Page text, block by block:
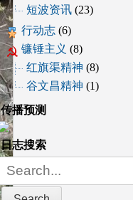
短波资讯 (23)
行动志 (6)
镰锤主义 (8)
红旗渠精神 (8)
谷文昌精神 (1)
传播预测
日志搜索